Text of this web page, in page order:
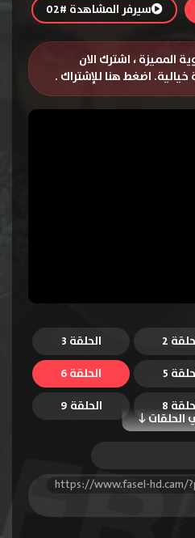
سيرفر المشاهدة #02
المميزة ، اشترك الان
خيالية. اضغط هنا للإشتراك .
2
الحلقة 3
5 الحلقة 6
الحلقات
8
الحلقة 9
الحلقة 12
https://www.fasel-hd.cam/